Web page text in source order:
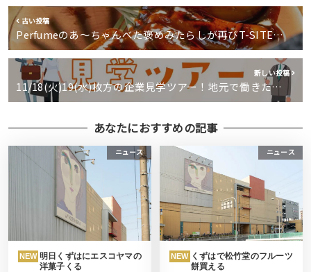
古い投稿
Perfumeのあ〜ちゃんべた褒めみたらしが再びT-SITE…
新しい投稿
11/18(火)19(水)枚方の企業見学ツアー！地元で働きた…
あなたにおすすめの記事
ニュース
NEW 明日くずはにエスコヤマの
洋菓子くる
ニュース
NEW くずはで松竹堂のフルーツ
餅買える